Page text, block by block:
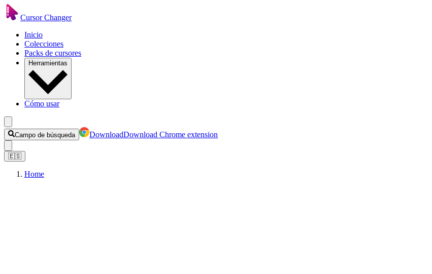
Cursor Changer
Inicio
Colecciones
Packs de cursores
Herramientas
Cómo usar
Campo de búsqueda DownloadDownload Chrome extension
🇪🇸
Home